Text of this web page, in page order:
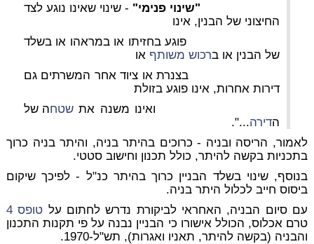
"שינוי פנימי" - שינוי שאינו נוגע לצד
החיצוני של הבנין, אינו
פוגע בחזיתו או במראהו או בשלד
של הבנין או ברכוש משותף או
בצנרת או ציוד אחר המשרתים גם
דירות אחרות, אינו פוגע בזולת
ואינו משנה אתשטחה של
הדירה...".
לאמור, הריסה ובניה - כרוכים בהיתר בניה, והיתר בניה כרוך
בתכניות בקשה להיתר, כולל תכנון וחישוב סטטי.
בנוסף, שינוי בשלד הבניין כרוך בהיתר כנ"ל - לפיכך שיקום
ביסוס חייב לכלול היתר בניה.
עם סיום הבניה, האחראי לביקורת נדרש לחתום על טופס 4
טרם אכלוס, הכולל אישורו כי הבניין נבנה על פי תקנות התכנון
והבניה (בקשה להיתר, תאניו ואגרות), תש"ל-1970.